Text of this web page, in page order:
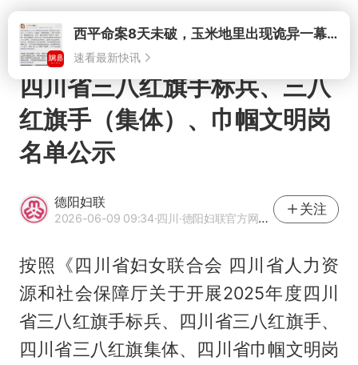
打开西平命案8天未破，玉米地里出现诡异一幕，我突然想起了欧金中
速看最新快讯
四川省三八红旗手标兵、三八
红旗手（集体）、巾帼文明岗
名单公示
德阳妇联
2026-06-09 09:34·四川·德阳妇联官方网易号
关注
按照《四川省妇女联合会 四川省人力资
源和社会保障厅关于开展2025年度四川
省三八红旗手标兵、四川省三八红旗手、
四川省三八红旗集体、四川省巾帼文明岗